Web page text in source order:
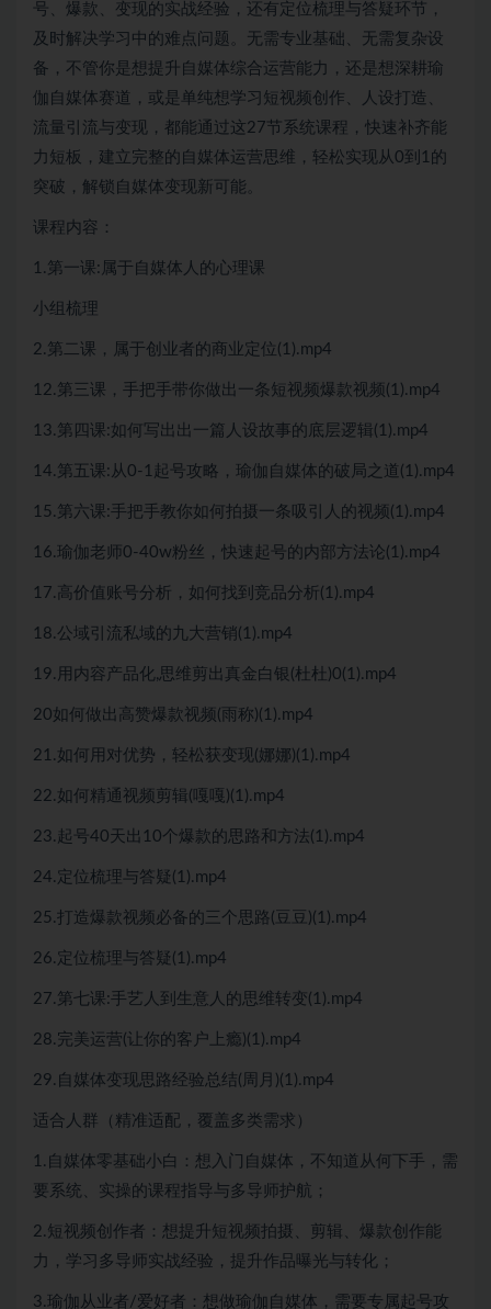
号、爆款、变现的实战经验，还有定位梳理与答疑环节，
及时解决学习中的难点问题。无需专业基础、无需复杂设
备，不管你是想提升自媒体综合运营能力，还是想深耕瑜
伽自媒体赛道，或是单纯想学习短视频创作、人设打造、
流量引流与变现，都能通过这27节系统课程，快速补齐能
力短板，建立完整的自媒体运营思维，轻松实现从0到1的
突破，解锁自媒体变现新可能。
课程内容：
1.第一课:属于自媒体人的心理课
小组梳理
2.第二课，属于创业者的商业定位(1).mp4
12.第三课，手把手带你做出一条短视频爆款视频(1).mp4
13.第四课:如何写出出一篇人设故事的底层逻辑(1).mp4
14.第五课:从0-1起号攻略，瑜伽自媒体的破局之道(1).mp4
15.第六课:手把手教你如何拍摄一条吸引人的视频(1).mp4
16.瑜伽老师0-40w粉丝，快速起号的内部方法论(1).mp4
17.高价值账号分析，如何找到竞品分析(1).mp4
18.公域引流私域的九大营销(1).mp4
19.用内容产品化,思维剪出真金白银(杜杜)0(1).mp4
20如何做出高赞爆款视频(雨称)(1).mp4
21.如何用对优势，轻松获变现(娜娜)(1).mp4
22.如何精通视频剪辑(嘎嘎)(1).mp4
23.起号40天出10个爆款的思路和方法(1).mp4
24.定位梳理与答疑(1).mp4
25.打造爆款视频必备的三个思路(豆豆)(1).mp4
26.定位梳理与答疑(1).mp4
27.第七课:手艺人到生意人的思维转变(1).mp4
28.完美运营(让你的客户上瘾)(1).mp4
29.自媒体变现思路经验总结(周月)(1).mp4
适合人群（精准适配，覆盖多类需求）
1.自媒体零基础小白：想入门自媒体，不知道从何下手，需
要系统、实操的课程指导与多导师护航；
2.短视频创作者：想提升短视频拍摄、剪辑、爆款创作能
力，学习多导师实战经验，提升作品曝光与转化；
3.瑜伽从业者/爱好者：想做瑜伽自媒体，需要专属起号攻